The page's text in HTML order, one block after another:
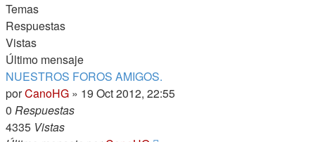
Temas
Respuestas
Vistas
Último mensaje
NUESTROS FOROS AMIGOS.
porCanoHG » 19 Oct 2012, 22:55
0 Respuestas
4335 Vistas